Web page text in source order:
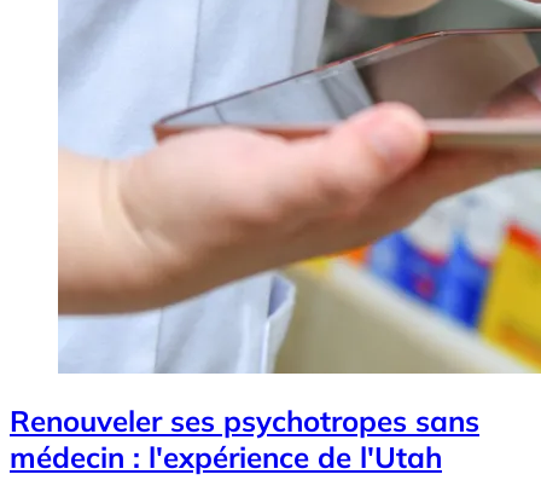
Renouveler ses psychotropes sans
médecin : l'expérience de l'Utah